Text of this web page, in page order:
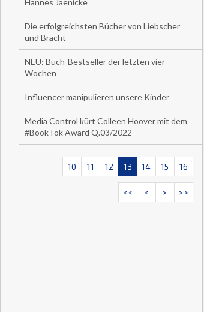
Hannes Jaenicke
Die erfolgreichsten Bücher von Liebscher
und Bracht
NEU: Buch-Bestseller der letzten vier
Wochen
Influencer manipulieren unsere Kinder
Media Control kürt Colleen Hoover mit dem
#BookTok Award Q.03/2022
10 11 12 13 14 15 16
<< < > >>